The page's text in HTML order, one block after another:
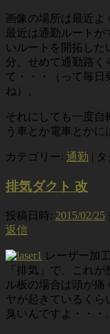
画像の場所は最近よ
最近は通勤ルートが
いルートを開拓した
分、せめて通勤路く
て・・・（って毎日
ね）。
それにしても一度自
う車とか電車とかに
カテゴリー: 通勤 | タ
排気ダクト 改
投稿日時: 2015/02/25
返信
レーザー加
「排気」で、これ
ル板の場合は頭が痛
ヤが起きているくら
臭いんですよ・・・。